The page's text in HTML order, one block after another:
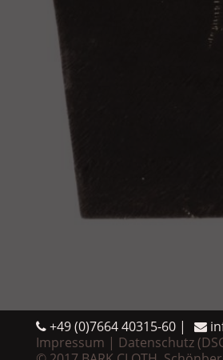
+49 (0)7664 40315-60
Impressum
Datenschutz